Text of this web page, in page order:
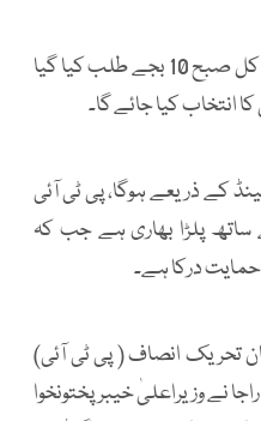
خیبرپختونخوا اسمبلی کا اجلاس کل صبح 10 بجے طلب کیا گیا
انتخاب کیا جائے گا۔
کے ذریعے ہوگا، پی ٹی آئی
کے ساتھ پلڑا بھاری ہے جب کہ
کو پاکستان تحریک انصاف ( پی ٹی آئی)
نے وزیراعلیٰ خیبرپختونخوا